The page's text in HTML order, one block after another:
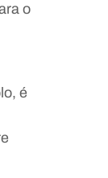
o
é